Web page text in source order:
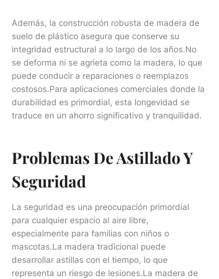
Además, la construcción robusta de madera de
suelo de plástico asegura que conserve su
integridad estructural a lo largo de los años.No
se deforma ni se agrieta como la madera, lo que
puede conducir a reparaciones o reemplazos
costosos.Para aplicaciones comerciales donde la
durabilidad es primordial, esta longevidad se
traduce en un ahorro significativo y tranquilidad.
Problemas De Astillado Y
Seguridad
La seguridad es una preocupación primordial
para cualquier espacio al aire libre,
especialmente para familias con niños o
mascotas.La madera tradicional puede
desarrollar astillas con el tiempo, lo que
representa un riesgo de lesiones.La madera de